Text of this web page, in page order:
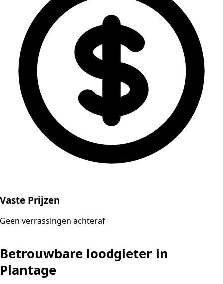
Vaste Prijzen
Geen verrassingen achteraf
Betrouwbare loodgieter in
Plantage